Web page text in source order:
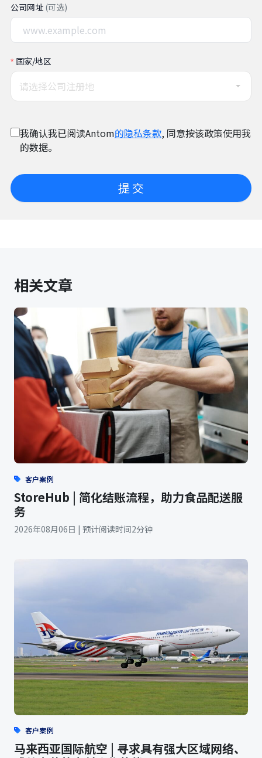
公司网址 (可选)
国家/地区
请选择公司注册地
我确认我已阅读Antom的隐私条款, 同意按该政策使用我
的数据。
提 交
相关文章
客户案例
StoreHub | 简化结账流程，助力食品配送服
务
2026年08月06日 | 预计阅读时间2分钟
客户案例
马来西亚国际航空 | 寻求具有强大区域网络、